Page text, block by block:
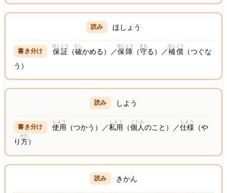
ほしょう
保証
ほしょう
（確
たし
かめる）／保障
ほしょう
（守
まも
る）／補償
ほしょう
（つぐな
う）
しよう
使用
しよう
（つかう）／私用
しよう
（個人
こじん
のこと）／仕様
しよう
（や
り 方
かた
）
きかん